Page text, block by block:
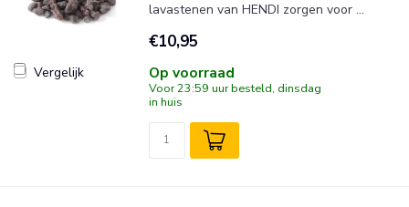
Vergelijk
lavastenen van HENDI zorgen voor ...
€10,95
Op voorraad
Voor 23:59 uur besteld, dinsdag
in huis